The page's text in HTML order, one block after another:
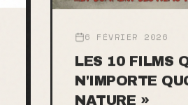
6 FÉVRIER 2026
LES 10 FILMS
N'IMPORTE
NATURE »